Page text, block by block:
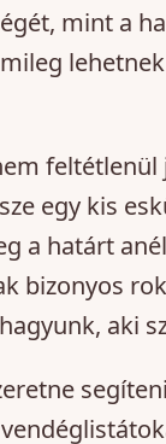
mint a
egy kis
a határt
bizonyos
aki